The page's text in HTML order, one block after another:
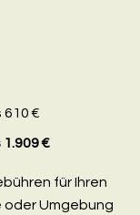
€
€
für Ihren
Umgebung